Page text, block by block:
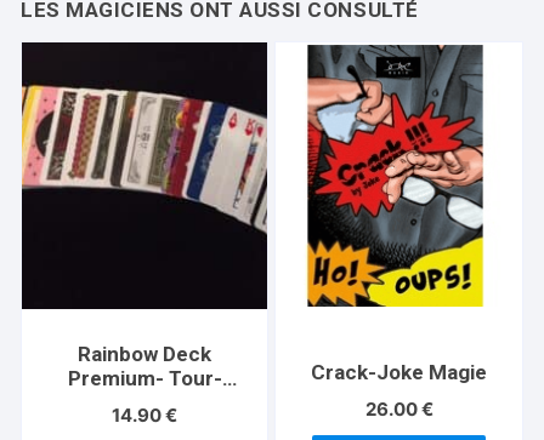
Rainbow Deck
Premium- Tour-
Abracadabreizh
14.90€
Crack-Joke Magie
26.00€